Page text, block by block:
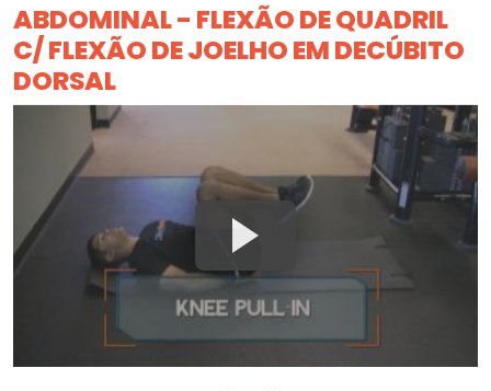
ABDOMINAL - FLEXÃO DE QUADRIL
C/ FLEXÃO DE JOELHO EM DECÚBITO
DORSAL